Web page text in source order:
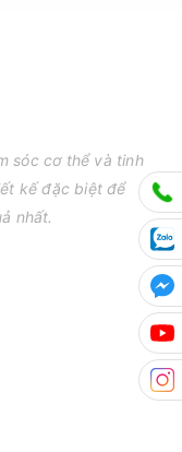
sóc cơ thể và tinh
kế đặc biệt để
nhất.